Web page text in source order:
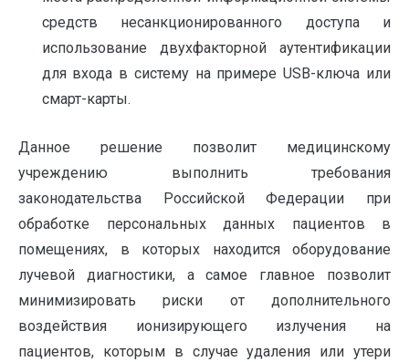
средств несанкционированного доступа и
использование двухфакторной аутентификации
для входа в систему на примере USB-ключа или
смарт-карты.
Данное решение позволит медицинскому
учреждению выполнить требования
законодательства Российской Федерации при
обработке персональных данных пациентов в
помещениях, в которых находится оборудование
лучевой диагностики, а самое главное позволит
минимизировать риски от дополнительного
воздействия ионизирующего излучения на
пациентов, которым в случае удаления или утери